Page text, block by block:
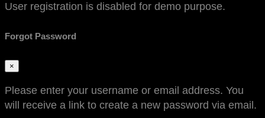
User registration is disabled for demo purpose.
Forgot Password
×
Please enter your username or email address. You
will receive a link to create a new password via email.